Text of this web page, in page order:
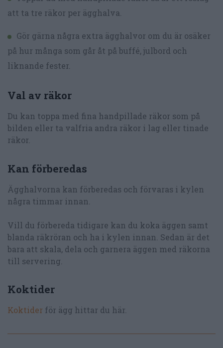
att ta tre räkor per ägghalva.
Gör gärna några extra ägghalvor om du är osäker
på hur många som går åt på buffé, julbord och
liknande fester.
Val av räkor
Du kan toppa med fina handpillade räkor som på
bilden eller ta valfria andra räkor i lag eller tinade
räkor.
Kan förberedas
Ägghalvorna kan förberedas och förvaras i kylen
några timmar innan.
Vill du förbereda tidigare kan du koka äggen samt
blanda räkröran och ha i kylen innan. Sedan är det
bara att skala, dela och garnera äggen med räkorna
till servering.
Koktider
Koktider för ägg hittar du här.